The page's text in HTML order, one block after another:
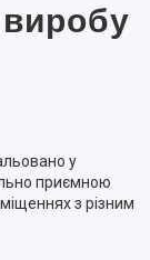
виробу
у
приємною
з різним